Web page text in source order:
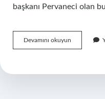
başkanı Pervaneci olan
Devamını okuyun Mürettep
Divan